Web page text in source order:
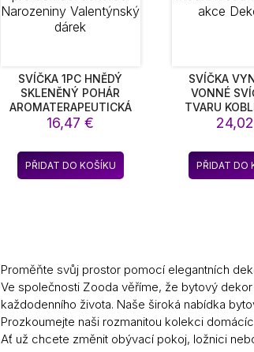
stránce
SVÍČKA 1PC HNĚDÝ
SKLENĚNÝ POHÁR
AROMATERAPEUTICKÁ
SVÍČKA BEZDÝMOVÁ
PRO DOMÁCÍ DEKORACI
NAROZENINY
VALENTÝNSKÝ DÁREK
16,47€
PŘIDAT DO KOŠÍKU
SVÍČKA
VONNÉ
TVARU
CHRISTMAX
KREATIVNÍ
24,02
PŘIDAT DO
Proměňte svůj prostor pomocí elegantních
Ve společnosti Zooda věříme, že bytový
každodenního života. Naše široká nabídka
Prozkoumejte naši rozmanitou kolekci
Ať už chcete změnit obývací pokoj, ložnici